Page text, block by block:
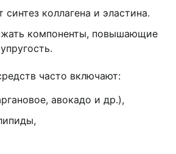
синтез коллагена и эластина.
компоненты, повышающие
часто включают:
авокадо и др.),